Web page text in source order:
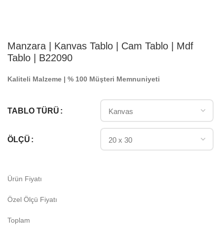
Manzara | Kanvas Tablo | Cam Tablo | Mdf
Tablo | B22090
Kaliteli Malzeme | % 100 Müşteri Memnuniyeti
TABLO TÜRÜ
ÖLÇÜ
Ürün Fiyatı
Özel Ölçü Fiyatı
Toplam